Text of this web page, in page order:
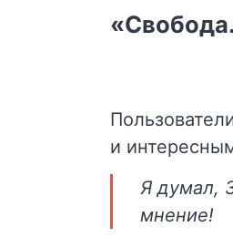
и
Я думал,
мнение!